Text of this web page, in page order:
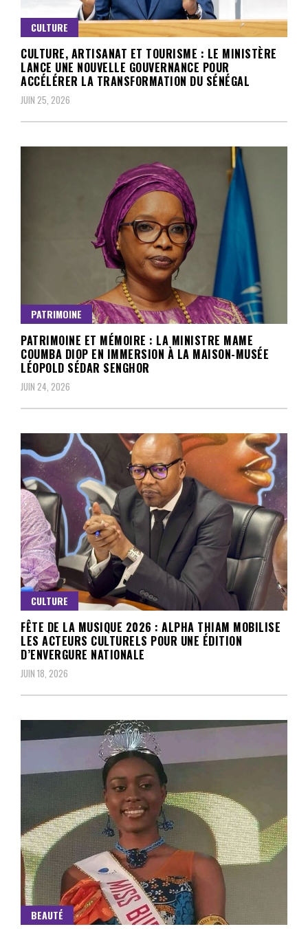
CULTURE
CULTURE, ARTISANAT ET TOURISME : LE MINISTÈRE
LANCE UNE NOUVELLE GOUVERNANCE POUR
ACCÉLÉRER LA TRANSFORMATION DU SÉNÉGAL
JUIN 25, 2026
PATRIMOINE
PATRIMOINE ET MÉMOIRE : LA MINISTRE MAME
COUMBA DIOP EN IMMERSION À LA MAISON-MUSÉE
LÉOPOLD SÉDAR SENGHOR
JUIN 24, 2026
CULTURE
FÊTE DE LA MUSIQUE 2026 : ALPHA THIAM MOBILISE
LES ACTEURS CULTURELS POUR UNE ÉDITION
D’ENVERGURE NATIONALE
JUIN 18, 2026
BEAUTÉ